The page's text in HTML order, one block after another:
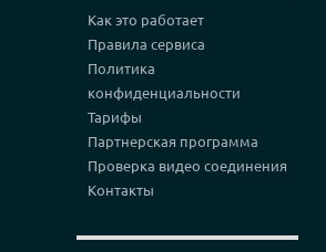
Как это работает
Правила сервиса
Политика
конфиденциальности
Тарифы
Партнерская программа
Проверка видео соединения
Контакты